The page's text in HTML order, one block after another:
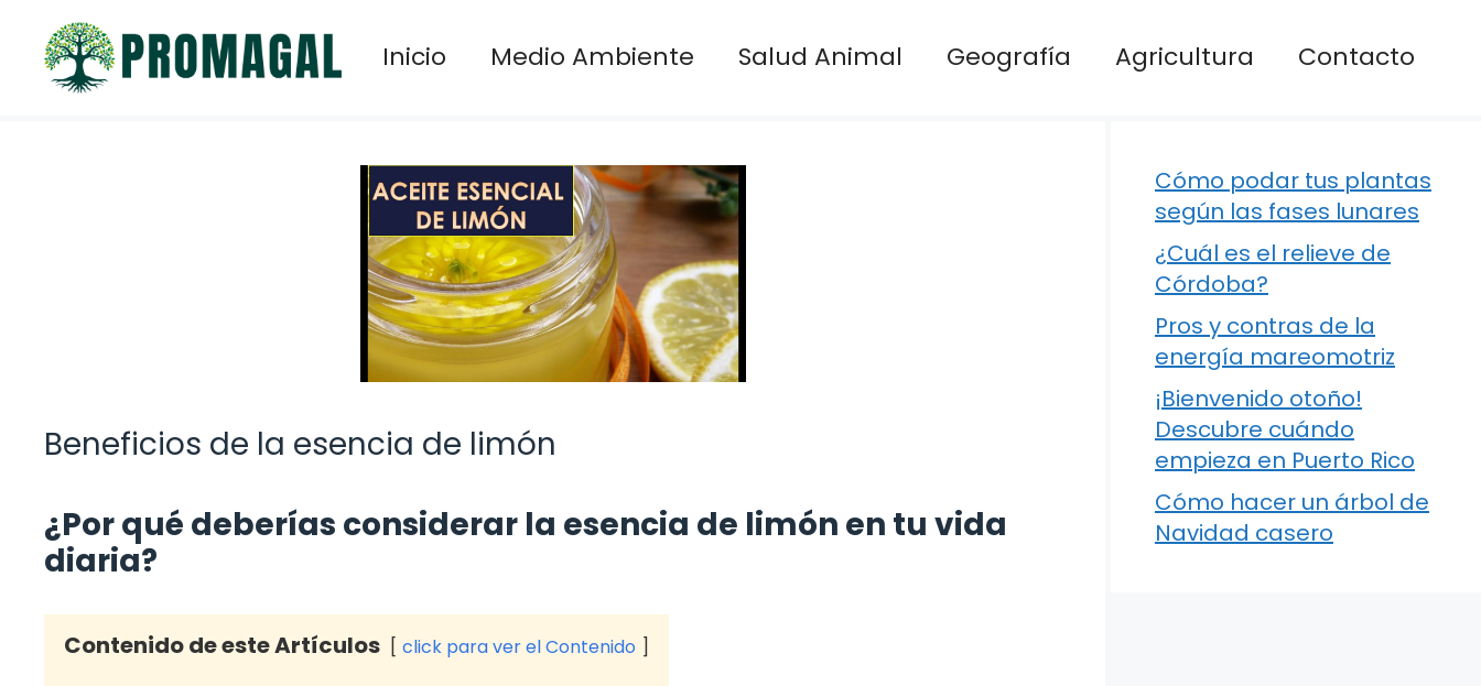
contenido
Inicio Medio Ambiente Salud Animal Geografía Agricultura Contacto
Beneficios de la esencia de limón
¿Por qué deberías considerar la esencia de limón en tu vida
diaria?
Contenido de este Artículos click para ver el Contenido
Cómo podar tus plantas
según las fases lunares
¿Cuál es el relieve de
Córdoba?
Pros y contras de la
energía mareomotriz
¡Bienvenido otoño!
Descubre cuándo
empieza en Puerto Rico
Cómo hacer un árbol de
Navidad casero